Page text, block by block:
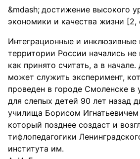
достижение высокого
экономики и качества жизни [2,
Интеграционные и инклюзивные
территории России начались не
как принято считать, а в
может служить эксперимент,
проведен в городе Смоленске в
для слепых детей 90 лет назад
училища Борисом Игнатьевичем
который позднее создаст и
тифлопедагогики
института им.